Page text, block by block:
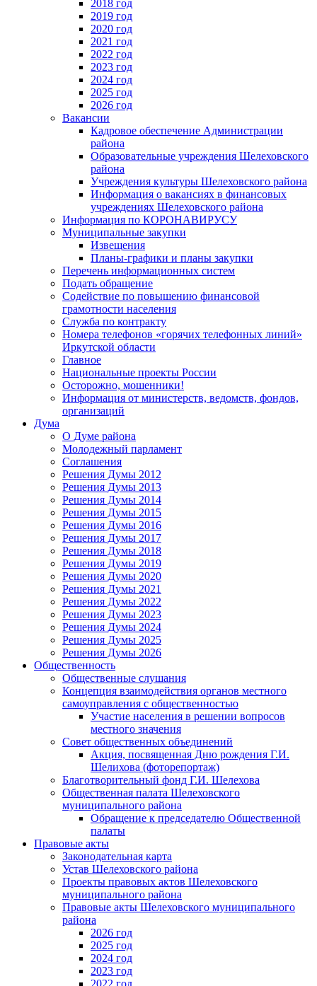
2018 год
2019 год
2020 год
2021 год
2022 год
2023 год
2024 год
2025 год
2026 год
Вакансии
Кадровое обеспечение Администрации
района
Образовательные учреждения Шелеховского
района
Учреждения культуры Шелеховского района
Информация о вакансиях в финансовых
учреждениях Шелеховского района
Информация по КОРОНАВИРУСУ
Муниципальные закупки
Извещения
Планы-графики и планы закупки
Перечень информационных систем
Подать обращение
Содействие по повышению финансовой
грамотности населения
Служба по контракту
Номера телефонов «горячих телефонных линий»
Иркутской области
Главное
Национальные проекты России
Осторожно, мошенники!
Информация от министерств, ведомств, фондов,
организаций
Дума
О Думе района
Молодежный парламент
Соглашения
Решения Думы 2012
Решения Думы 2013
Решения Думы 2014
Решения Думы 2015
Решения Думы 2016
Решения Думы 2017
Решения Думы 2018
Решения Думы 2019
Решения Думы 2020
Решения Думы 2021
Решения Думы 2022
Решения Думы 2023
Решения Думы 2024
Решения Думы 2025
Решения Думы 2026
Общественность
Общественные слушания
Концепция взаимодействия органов местного
самоуправления с общественностью
Участие населения в решении вопросов
местного значения
Совет общественных объединений
Акция, посвященная Дню рождения Г.И.
Шелихова (фоторепортаж)
Благотворительный фонд Г.И. Шелехова
Общественная палата Шелеховского
муниципального района
Обращение к председателю Общественной
палаты
Правовые акты
Законодательная карта
Устав Шелеховского района
Проекты правовых актов Шелеховского
муниципального района
Правовые акты Шелеховского муниципального
района
2026 год
2025 год
2024 год
2023 год
2022 год